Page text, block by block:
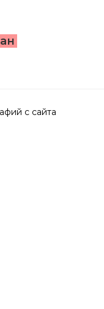
с сайта